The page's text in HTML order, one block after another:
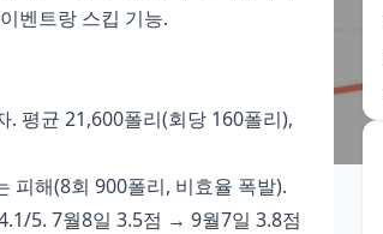
벤트랑 스킵 기능.
. 평균 21,600폴리(회당 160폴리),
해(8회 900폴리, 비효율 폭발).
5. 7월8일 3.5점 → 9월7일 3.8점